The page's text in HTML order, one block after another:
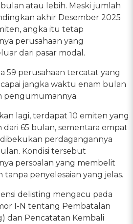
atau lebih. Meski jumlah
akhir Desember 2025
angka itu tetap
perusahaan yang
dari pasar modal.
59 perusahaan tercatat yang
jangka waktu enam bulan
pengumumannya.
lagi, terdapat 10 emiten yang
dari 65 bulan, sementara empat
perdagangannya
Kondisi tersebut
persoalan yang membelit
penyelesaian yang jelas.
delisting mengacu pada
I-N tentang Pembatalan
dan Pencatatan Kembali